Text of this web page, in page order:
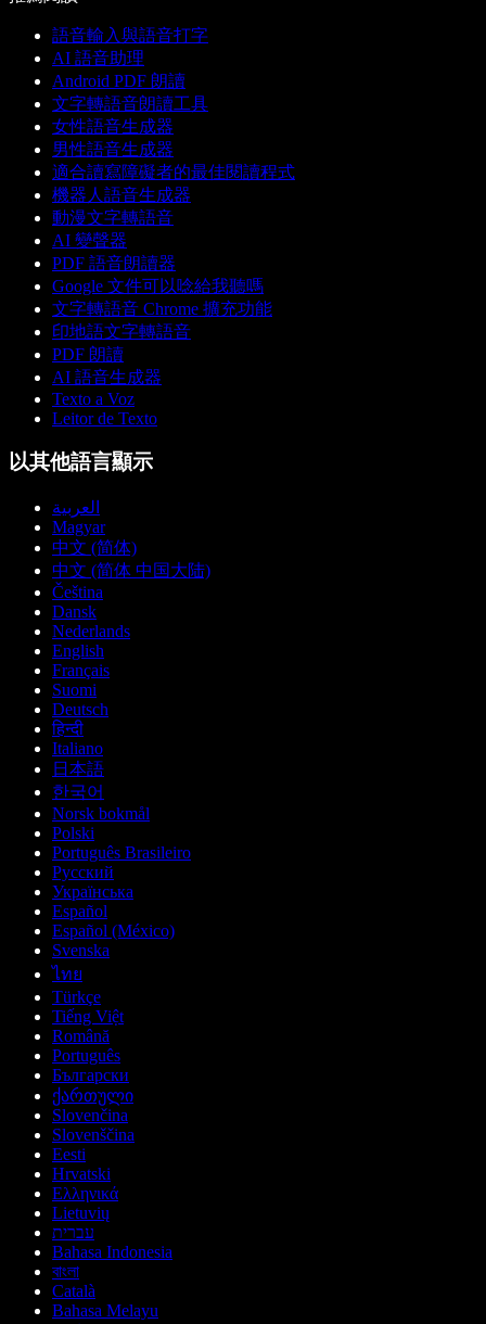
語音輸入與語音打字
AI 語音助理
Android PDF 朗讀
文字轉語音朗讀工具
女性語音生成器
男性語音生成器
適合讀寫障礙者的最佳閱讀程式
機器人語音生成器
動漫文字轉語音
AI 變聲器
PDF 語音朗讀器
Google 文件可以唸給我聽嗎
文字轉語音 Chrome 擴充功能
印地語文字轉語音
PDF 朗讀
AI 語音生成器
Texto a Voz
Leitor de Texto
以其他語言顯示
العربية
Magyar
中文 (简体)
中文 (简体 中国大陆)
Čeština
Dansk
Nederlands
English
Français
Suomi
Deutsch
हिन्दी
Italiano
日本語
한국어
Norsk bokmål
Polski
Português Brasileiro
Русский
Українська
Español
Español (México)
Svenska
ไทย
Türkçe
Tiếng Việt
Română
Português
Български
ქართული
Slovenčina
Slovenščina
Eesti
Hrvatski
Ελληνικά
Lietuvių
עברית
Bahasa Indonesia
বাংলা
Català
Bahasa Melayu